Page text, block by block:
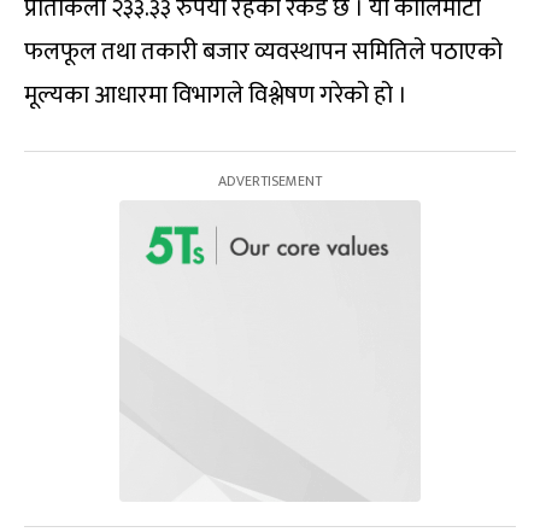
फलफूल तथा तकारी बजार व्यवस्थापन समितिले पठाएको
मूल्यका आधारमा विभागले विश्लेषण गरेको हो ।